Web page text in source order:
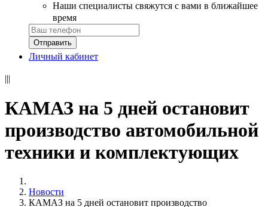
Наши специалисты свяжутся с вами в ближайшее
время
Личный кабинет
|||
КАМАЗ на 5 дней остановит
производство автомобильной
техники и комплектующих
Новости
КАМАЗ на 5 дней остановит производство